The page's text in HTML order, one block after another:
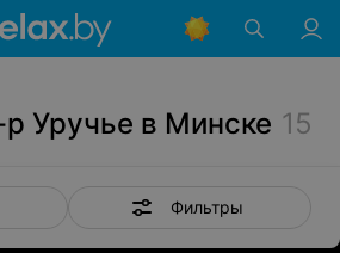
Уручье в Минске 15
Фильтры